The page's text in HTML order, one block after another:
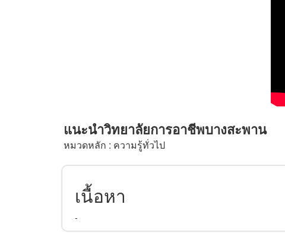
แนะนำวิทยาลัยการอาชีพบางสะพาน
หมวดหลัก : ความรู้ทั่วไป
เนื้อหา
-